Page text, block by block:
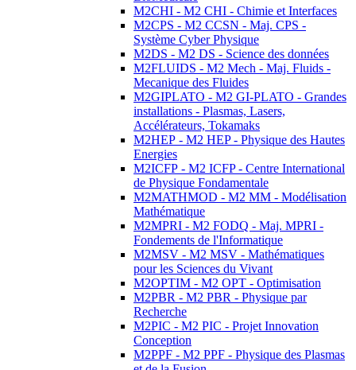
M2CHI - M2 CHI - Chimie et Interfaces
M2CPS - M2 CCSN - Maj. CPS -
Système Cyber Physique
M2DS - M2 DS - Science des données
M2FLUIDS - M2 Mech - Maj. Fluids -
Mecanique des Fluides
M2GIPLATO - M2 GI-PLATO - Grandes
installations - Plasmas, Lasers,
Accélérateurs, Tokamaks
M2HEP - M2 HEP - Physique des Hautes
Energies
M2ICFP - M2 ICFP - Centre International
de Physique Fondamentale
M2MATHMOD - M2 MM - Modélisation
Mathématique
M2MPRI - M2 FODQ - Maj. MPRI -
Fondements de l'Informatique
M2MSV - M2 MSV - Mathématiques
pour les Sciences du Vivant
M2OPTIM - M2 OPT - Optimisation
M2PBR - M2 PBR - Physique par
Recherche
M2PIC - M2 PIC - Projet Innovation
Conception
M2PPF - M2 PPF - Physique des Plasmas